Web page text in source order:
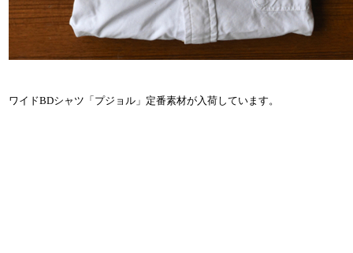
ワイドBDシャツ「プジョル」定番素材が入荷しています。